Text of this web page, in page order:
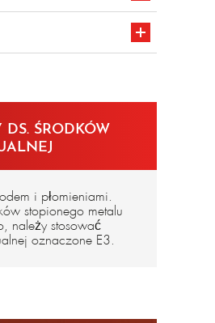
ŚRODKÓW
i płomieniami.
stopionego metalu
należy stosować
oznaczone E3.